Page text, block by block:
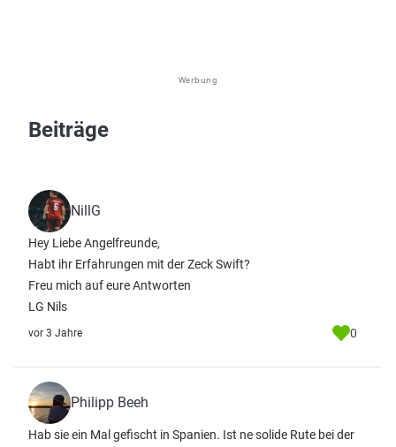
Werbung
Beiträge
NillG
Hey Liebe Angelfreunde,
Habt ihr Erfahrungen mit der Zeck Swift?
Freu mich auf eure Antworten
LG Nils
vor 3 Jahre 0
Philipp Beeh
Hab sie ein Mal gefischt in Spanien. Ist ne solide Rute bei der